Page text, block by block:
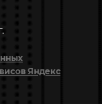
Яндекс